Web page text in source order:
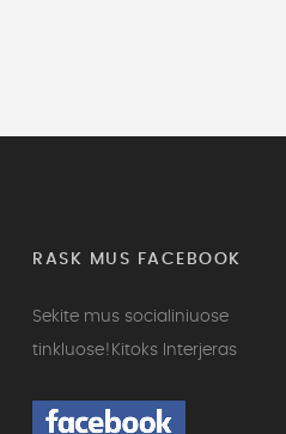
RASK MUS FACEBOOK
Sekite mus socialiniuose
tinkluose! Kitoks Interjeras